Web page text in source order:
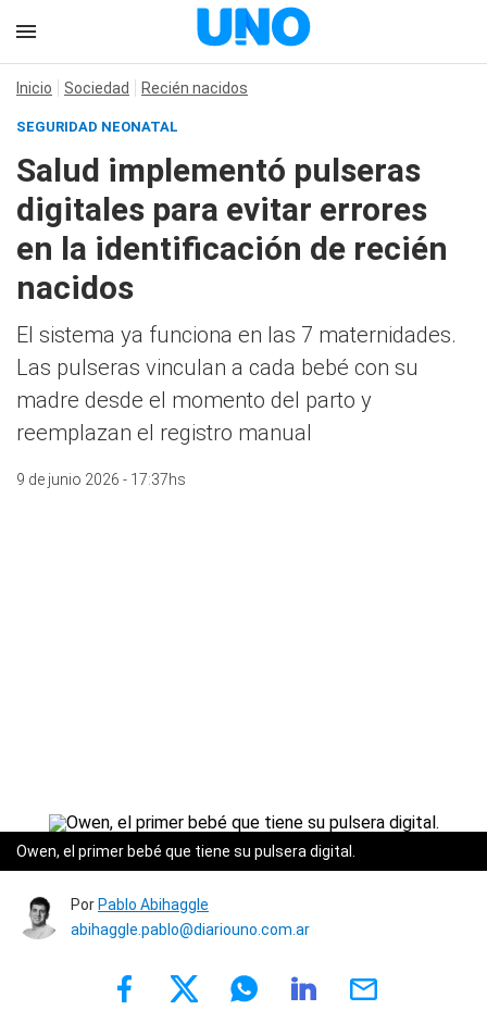
Inicio Sociedad Recién nacidos
SEGURIDAD NEONATAL
Salud implementó pulseras
digitales para evitar errores
en la identificación de recién
nacidos
El sistema ya funciona en las 7 maternidades.
Las pulseras vinculan a cada bebé con su
madre desde el momento del parto y
reemplazan el registro manual
9 de junio 2026 - 17:37hs
Owen, el primer bebé que tiene su pulsera digital.
Por Pablo Abihaggle
abihaggle.pablo@diariouno.com.ar